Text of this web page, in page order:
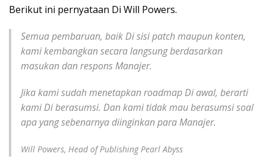
Berikut ini pernyataan Di Will Powers.
Semua pembaruan, baik Di sisi patch maupun konten,
kami kembangkan secara langsung berdasarkan
masukan dan respons Manajer.
Jika kami sudah menetapkan roadmap Di awal, berarti
kami Di berasumsi. Dan kami tidak mau berasumsi soal
apa yang sebenarnya diinginkan para Manajer.
Will Powers, Head of Publishing Pearl Abyss